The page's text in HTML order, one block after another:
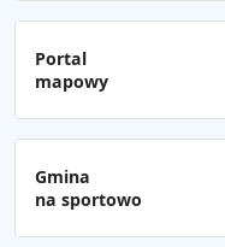
Portal
mapowy
Gmina
na sportowo